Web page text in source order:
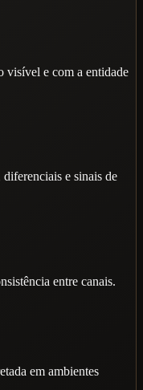
visível e com a entidade
diferenciais e sinais de
entre canais.
em ambientes